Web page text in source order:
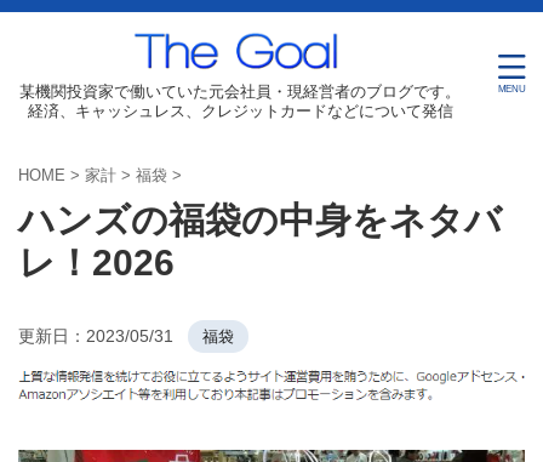
某機関投資家で働いていた元会社員・現経営者のブログです。
経済、キャッシュレス、クレジットカードなどについて発信
HOME > 家計 > 福袋 >
ハンズの福袋の中身をネタバ
レ！2026
更新日： 2023/05/31 福袋